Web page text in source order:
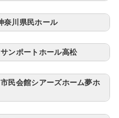
奈川県民ホール
ンポートホール高松
民会館シアーズホーム夢ホ